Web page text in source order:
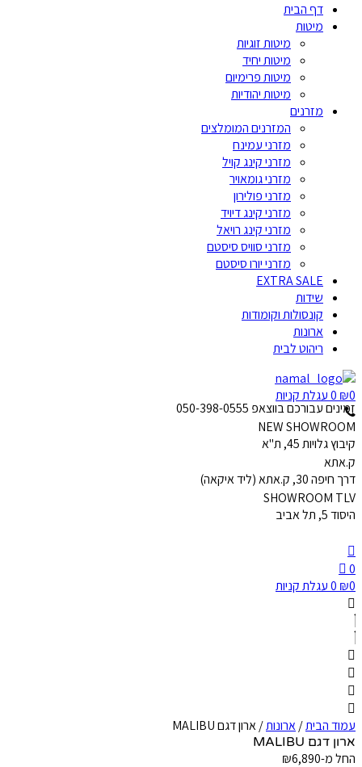
דף הבית
מיטות
מיטות זוגיות
מיטות יחיד
מיטות פרימיום
מיטות יהודיות
מזרנים
המזרנים המומלצים
מזרני עמינח
מזרני קינג קויל
מזרני גומאויר
מזרני פולירון
מזרני קינג דיויד
מזרני קינג רויאל
מזרני סוויס סיסטם
מזרני יורו סיסטם
EXTRA SALE
שידות
קונסולות וקומודות
ארונות
ריהוט לבית
₪0
0עגלת קניות
זמינים עבורכם בווצאפ 050-398-0555
NEW SHOWROOM
קיבוץ גלויות 45, ת"א
ק.אתא
דרך חיפה 30, ק.אתא (ליד איקאה)
SHOWROOM TLV
היסוד 5, תל אביב
0
₪0
0עגלת קניות
עמוד הבית/ארונות/ ארון דגם MALIBU
ארון דגם MALIBU
החל מ- ₪6,890